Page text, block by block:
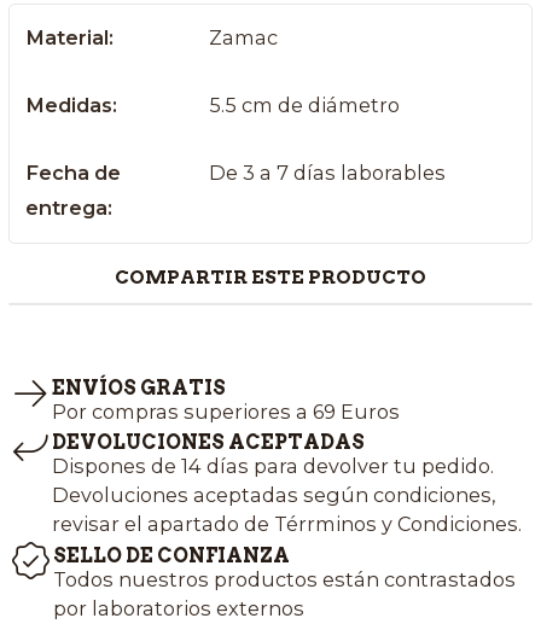
Material: Zamac
Medidas: 5.5 cm de diámetro
Fecha de
entrega:
De 3 a 7 días laborables
COMPARTIR ESTE PRODUCTO
ENVÍOS GRATIS
Por compras superiores a 69 Euros
DEVOLUCIONES ACEPTADAS
Dispones de 14 días para devolver tu pedido.
Devoluciones aceptadas según condiciones,
revisar el apartado de Térrminos y Condiciones.
SELLO DE CONFIANZA
Todos nuestros productos están contrastados
por laboratorios externos